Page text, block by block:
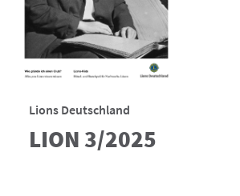
Lions Deutschland
LION 3/2025